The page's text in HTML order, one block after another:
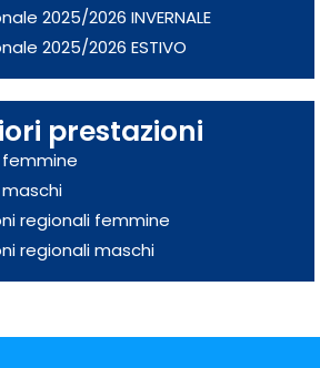
2025/2026 INVERNALE
2025/2026 ESTIVO
prestazioni
regionali femmine
regionali maschi